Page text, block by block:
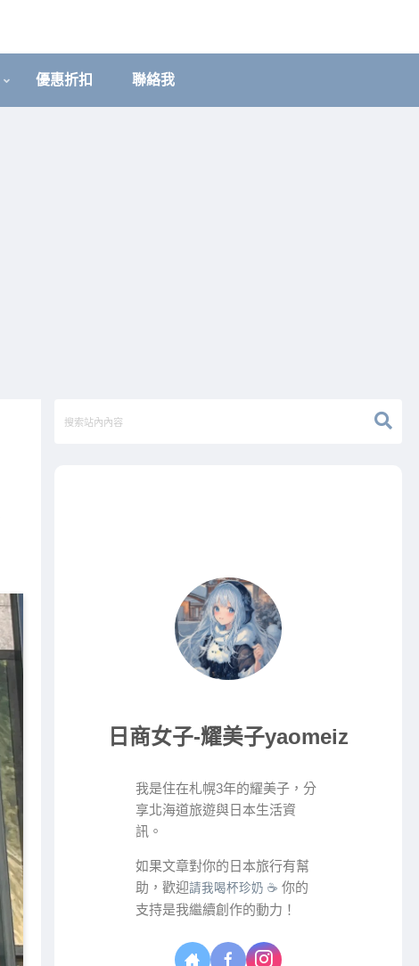
優惠折扣 聯絡我
日商女子-耀美子yaomeiz
我是住在札幌3年的耀美子，分
享北海道旅遊與日本生活資
訊。
如果文章對你的日本旅行有幫
助，歡迎請我喝杯珍奶 ☕ 你的
支持是我繼續創作的動力！